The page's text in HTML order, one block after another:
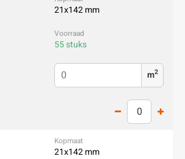
21x142 mm
55 stuks
m2
21x142 mm